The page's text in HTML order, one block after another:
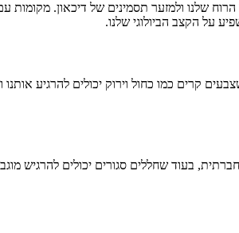
ולמזער תסמינים של דיכאון. מקומות
על הקצב הביולוגי שלנו.
קרים כמו כחול וירוק יכולים להרגיע
בעוד שחללים סגורים יכולים להרגיש